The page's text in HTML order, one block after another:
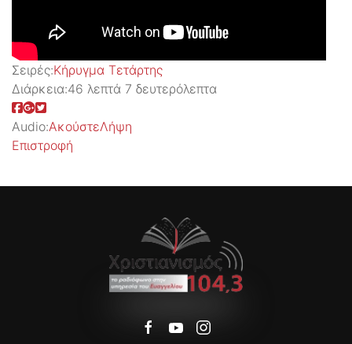
Σειρές:Kήρυγμα Τετάρτης
Διάρκεια:46 λεπτά 7 δευτερόλεπτα
Audio:ΑκούστεΛήψη
Επιστροφή